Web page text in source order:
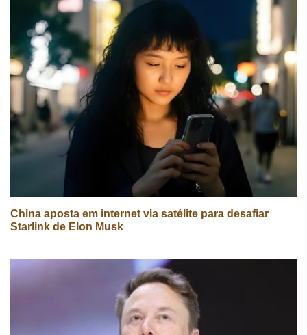
China aposta em internet via satélite para desafiar
Starlink de Elon Musk